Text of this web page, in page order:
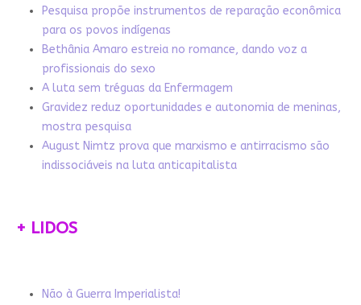
Pesquisa propõe instrumentos de reparação econômica
para os povos indígenas
Bethânia Amaro estreia no romance, dando voz a
profissionais do sexo
A luta sem tréguas da Enfermagem
Gravidez reduz oportunidades e autonomia de meninas,
mostra pesquisa
August Nimtz prova que marxismo e antirracismo são
indissociáveis na luta anticapitalista
+ LIDOS
Não à Guerra Imperialista!